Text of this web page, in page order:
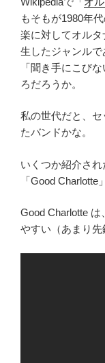
もそもが1980年
楽に対してオル
生したジャンルで
「聞き手にこび
ろだろうか。
私の世代だと、
たバンドかな。
いくつか紹介され
「Good Charlotte
Good Charlotte
やすい（あまり先